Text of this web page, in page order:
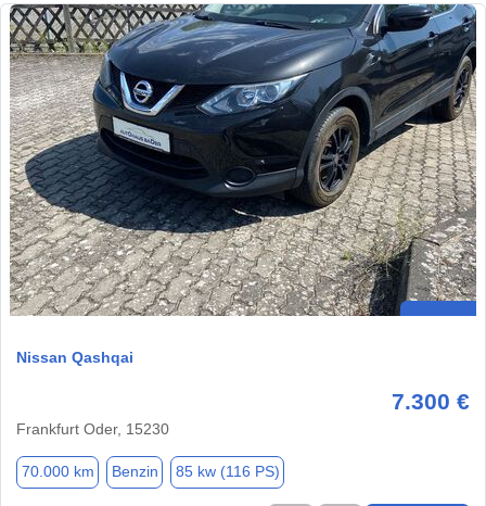
Nissan Qashqai
7.300 €
Frankfurt Oder, 15230
70.000 km Benzin 85 kw (116 PS)